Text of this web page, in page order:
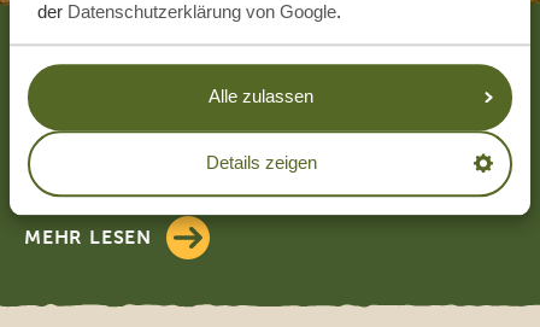
der Datenschutzerklärung von Google.
Alle zulassen
Details zeigen
Footer
UNSERE GÄSTE EMPFEHLEN TANZANIA
SPECIALIST
4.9/5
4833+ Reviews
Basierend auf1252+ Reviews
MEHR LESEN